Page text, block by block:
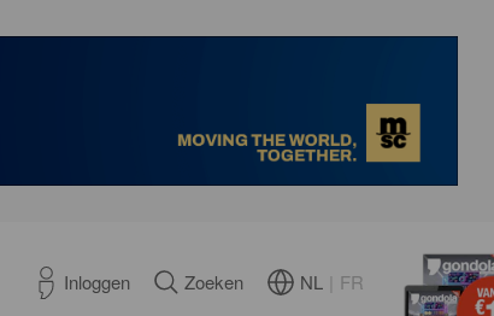
Inloggen Zoeken NL FR